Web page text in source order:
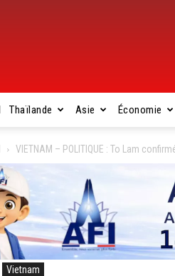
Thaïlande Asie Économie
VIETNAM – POLITIQUE : To Lam
Vietnam